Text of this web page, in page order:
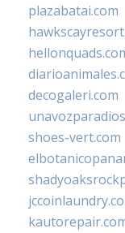
plazabatai.com
decogaleri.com
shoes-vert.com